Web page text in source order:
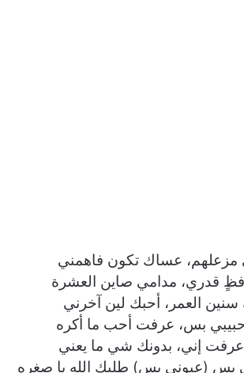
مزعلهم، عساك تكون فاهمني
قدري، مدامي صاين العشرة
سنين العمر، أحبك لين آخرني
حبيبي بس، عرفت أحب ما أكره
عرفت إني، بدونك شي ما يعني
بس (عيوني بس) طلبك الله يا صغره